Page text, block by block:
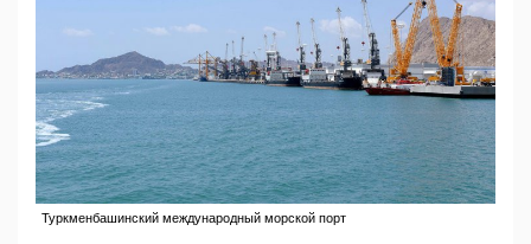
Туркменбашинский международный морской порт